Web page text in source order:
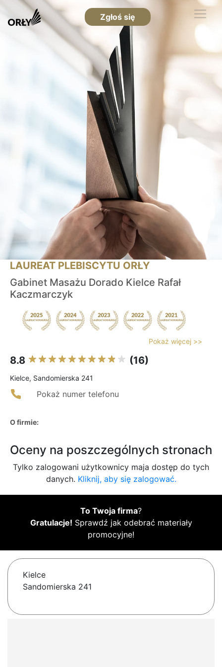
Zgłoś się
LAUREAT PLEBISCYTU ORŁY
Gabinet Masażu Dorado Kielce Rafał
Kaczmarczyk
Pokaż więcej >>
8.8 (16)
Kielce, Sandomierska 241
Pokaż numer telefonu
O firmie:
Oceny na poszczególnych stronach
Tylko zalogowani użytkownicy maja dostęp do tych
danych. Kliknij, aby się zalogować.
To Twoja firma?
Gratulacje! Sprawdź jak odebrać materiały
promocyjne!
Kielce
Sandomierska 241